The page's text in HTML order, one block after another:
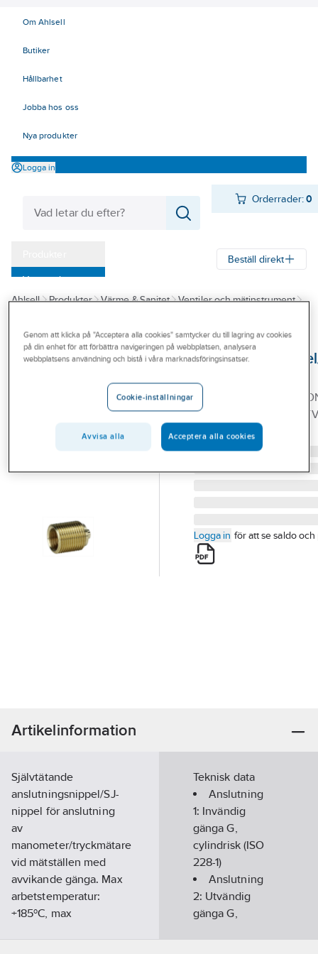
Om Ahlsell
Butiker
Hållbarhet
Jobba hos oss
Nya produkter
Logga in
Orderrader:0
Varumärken
Kampanjer
Outlet
Branscher
Beställ direkt
Ahlsell Produkter Värme & Sanitet
Ventiler och mätinstrument
nippel
SJ NIPPEL 8030 DN10-
SJÄLVTÄTANDE INV/UTV
Artikelnummer:
Lev. artikelnr: 1037837016
Logga in för att se saldo och
Artikelinformation
Självtätande
anslutningsnippel/SJ-
nippel för anslutning
av
manometer/tryckmätare
vid mätställen med
avvikande gänga. Max
arbetstemperatur:
+185ºC, max
Teknisk data
Anslutning
1: Invändig
gänga G,
cylindrisk (ISO
228-1)
Anslutning
2: Utvändig
gänga G,
Genom att klicka på "Acceptera alla cookies" samtycker du till lagring av cookies
på din enhet för att förbättra navigeringen på webbplatsen, analysera
webbplatsens användning och bistå i våra marknadsföringsinsatser.
Cookie-inställningar
Avvisa alla Acceptera alla cookies